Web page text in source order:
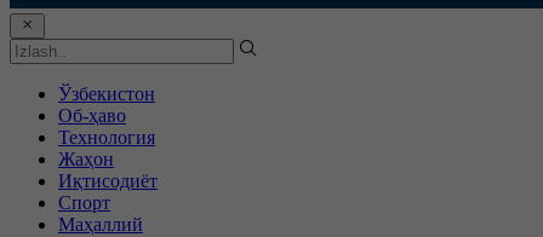
Ўзбекистон
Об-ҳаво
Технология
Жаҳон
Иқтисодиёт
Спорт
Маҳаллий